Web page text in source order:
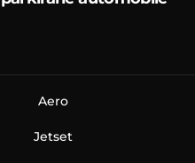
Aero
Jetset